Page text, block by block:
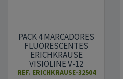
PACK 4 MARCADORES
FLUORESCENTES
ERICHKRAUSE
VISIOLINE V-12
REF. ERICHKRAUSE-32504